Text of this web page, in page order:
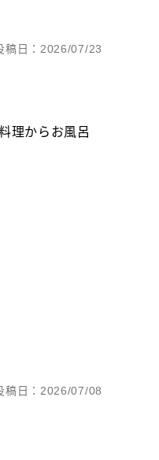
稿日：2026/07/23
理からお風呂
稿日：2026/07/08